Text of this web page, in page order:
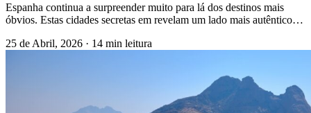
Espanha continua a surpreender muito para lá dos destinos mais
óbvios. Estas cidades secretas em revelam um lado mais autêntico…
25 de Abril, 2026 · 14 min leitura